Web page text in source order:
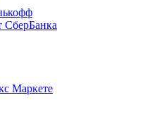
СберБанка
Маркете